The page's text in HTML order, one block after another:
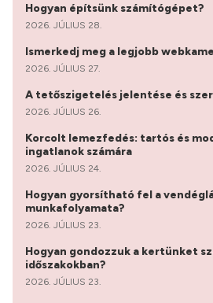
Hogyan építsünk számítógépet?
2026. JÚLIUS 28.
Ismerkedj meg a legjobb
2026. JÚLIUS 27.
A tetőszigetelés jelentése és
2026. JÚLIUS 26.
Korcolt lemezfedés: tartós és
ingatlanok számára
2026. JÚLIUS 24.
Hogyan gyorsítható fel a
munkafolyamata?
2026. JÚLIUS 23.
Hogyan gondozzuk a kertünket
időszakokban?
2026. JÚLIUS 23.